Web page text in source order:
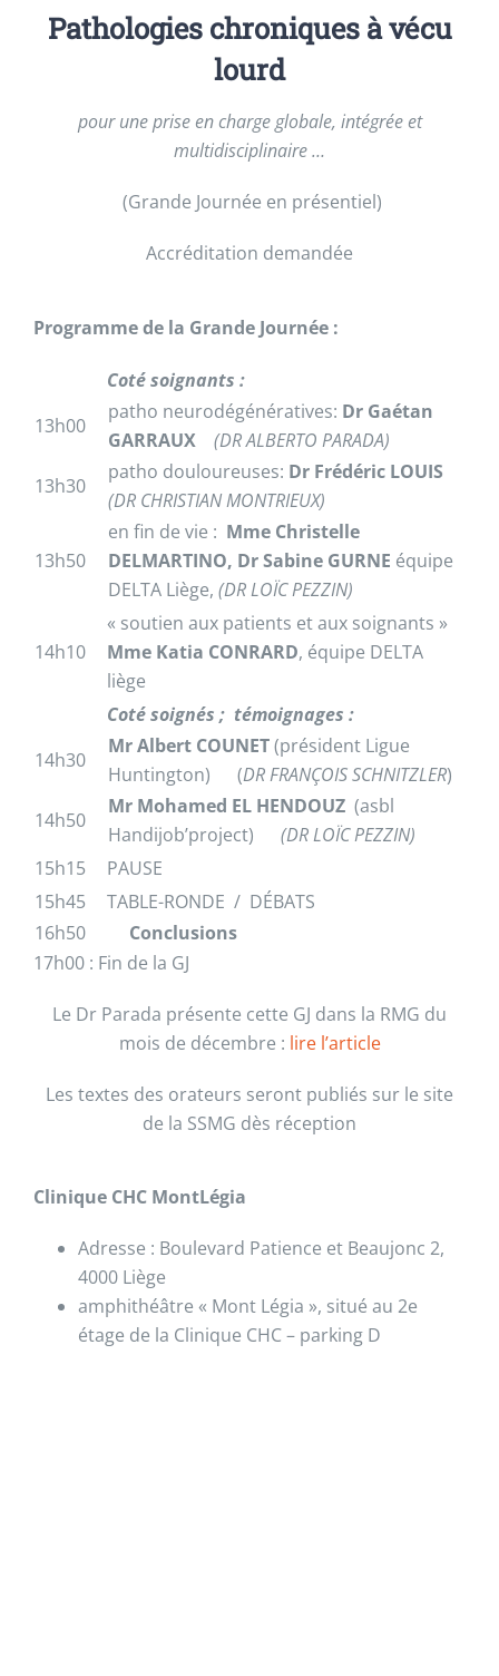
Pathologies chroniques à vécu
lourd
pour une prise en charge globale, intégrée et
multidisciplinaire …
(Grande Journée en présentiel)
Accréditation demandée
Programme de la Grande Journée :
Coté soignants :
13h00
patho neurodégénératives: Dr Gaétan
GARRAUX
(DR ALBERTO PARADA)
13h30
patho douloureuses: Dr Frédéric LOUIS
(DR CHRISTIAN MONTRIEUX)
13h50
en fin de vie : Mme Christelle
DELMARTINO, Dr Sabine GURNE équipe
DELTA Liège, (DR LOÏC PEZZIN)
14h10
« soutien aux patients et aux soignants »
Mme Katia CONRARD, équipe DELTA
liège
Coté soignés ; témoignages :
14h30
Mr Albert COUNET(président Ligue
Huntington) (DR FRANÇOIS SCHNITZLER)
14h50
Mr Mohamed EL HENDOUZ(asbl
Handijob’project) (DR LOÏC PEZZIN)
15h15
PAUSE
15h45
TABLE-RONDE / DÉBATS
16h50
Conclusions
17h00 : Fin de la GJ
Le Dr Parada présente cette GJ dans la RMG du
mois de décembre : lire l’article
Les textes des orateurs seront publiés sur le site
de la SSMG dès réception
Clinique CHC MontLégia
Adresse : Boulevard Patience et Beaujonc 2,
4000 Liège
amphithéâtre « Mont Légia », situé au 2e
étage de la Clinique CHC – parking D